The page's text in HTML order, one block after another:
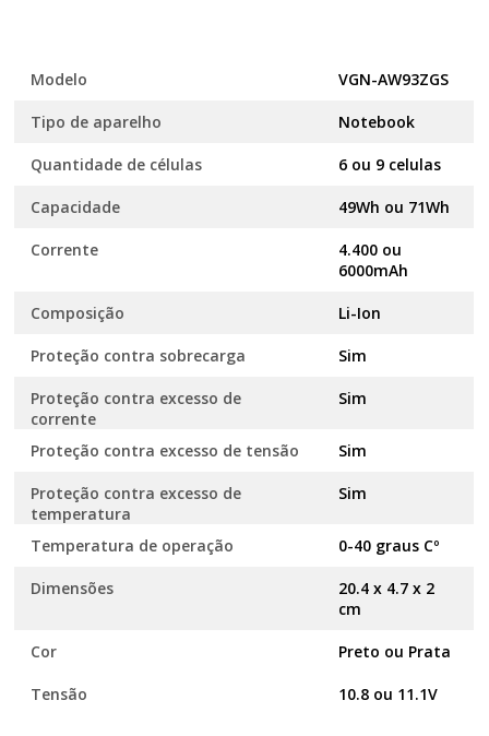
Modelo VGN-AW93ZGS
Tipo de aparelho Notebook
Quantidade de células 6 ou 9 celulas
Capacidade 49Wh ou 71Wh
Corrente
4.400 ou
6000mAh
Composição Li-Ion
Proteção contra sobrecarga Sim
Proteção contra excesso de
corrente
Sim
Proteção contra excesso de tensão Sim
Proteção contra excesso de
temperatura
Sim
Temperatura de operação 0-40 graus Cº
Dimensões
20.4 x 4.7 x 2
cm
Cor Preto ou Prata
Tensão 10.8 ou 11.1V